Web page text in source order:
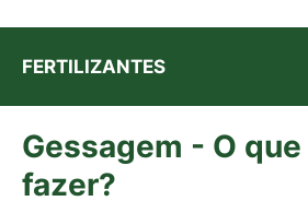
FERTILIZANTES
Gessagem - O
fazer?